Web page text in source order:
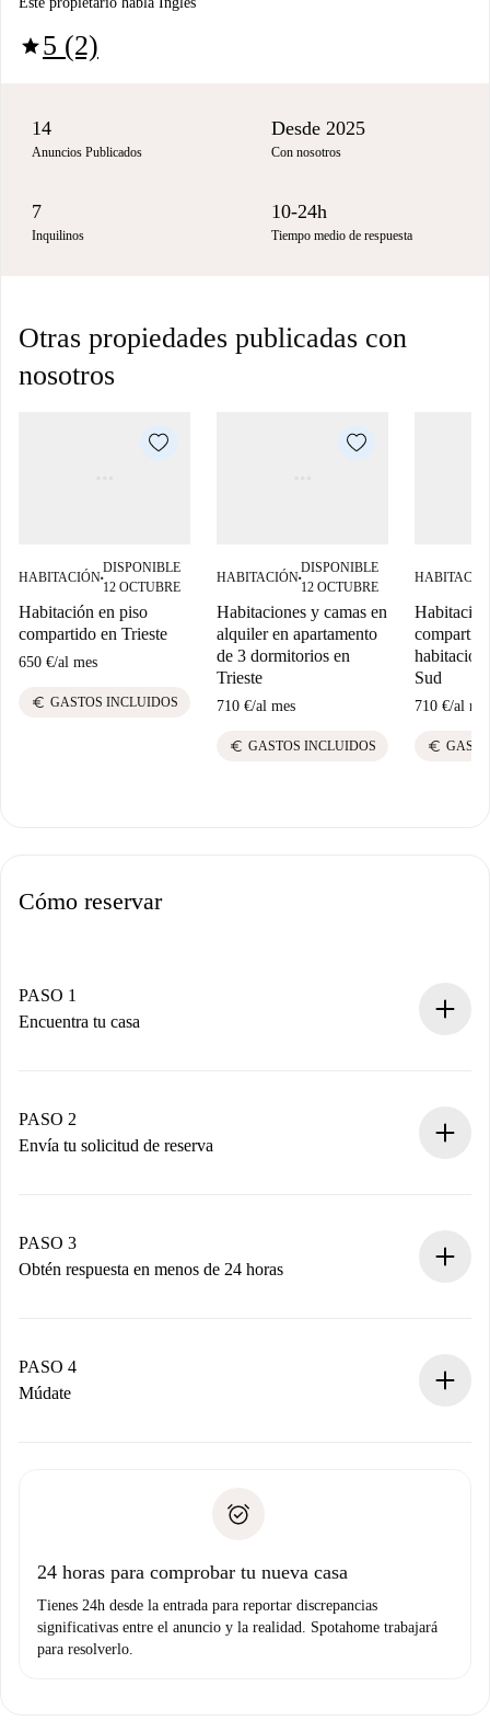
star5 (2)
14
Anuncios Publicados
Desde 2025
Con nosotros
7
Inquilinos
10-24h
Tiempo medio de respuesta
Otras propiedades publicadas con
nosotros
HABITACIÓN■
DISPONIBLE
12 OCTUBRE
Habitación en piso
compartido en Trieste
650 €/al mes
euro GASTOS INCLUIDOS
HABITACIÓN■
DISPONIBLE
12 OCTUBRE
Habitaciones y camas en
alquiler en apartamento
de 3 dormitorios en
Trieste
710 €/al mes
euro GASTOS INCLUIDOS
Sud
710 €/al
euro
Cómo reservar
PASO 1
Encuentra tu casa
Tienes toda la información necesaria por adelantado.
PASO 2
Envía tu solicitud de reserva
propietario acepte.
PASO 3
Obtén respuesta en menos de 24 horas
contacto con el propietario.
Si es rechazada: No te haremos ningún cargo y te
Prueba de solvencia
PASO 4
Múdate
no nos comunicas ningún problema.
24 horas para comprobar tu nueva casa
Tienes 24h desde la entrada para reportar discrepancias
significativas entre el anuncio y la realidad. Spotahome trabajará
para resolverlo.